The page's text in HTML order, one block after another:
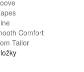
Comfort
Tailor